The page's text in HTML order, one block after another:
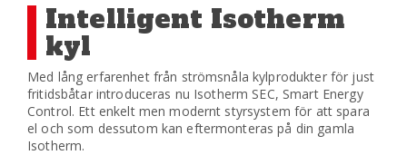
Intelligent Isotherm
kyl
Med lång erfarenhet från strömsnåla kylprodukter för just
fritidsbåtar introduceras nu Isotherm SEC, Smart Energy
Control. Ett enkelt men modernt styrsystem för att spara
el och som dessutom kan eftermonteras på din gamla
Isotherm.